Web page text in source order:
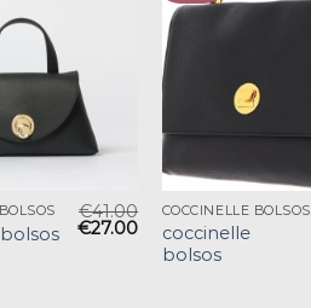
€41.00
€27.00
COCCINELLE BOLSOS
coccinelle
bolsos